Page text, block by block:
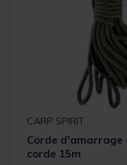
CARP SPIRIT
Corde d'amarrage
corde 15m